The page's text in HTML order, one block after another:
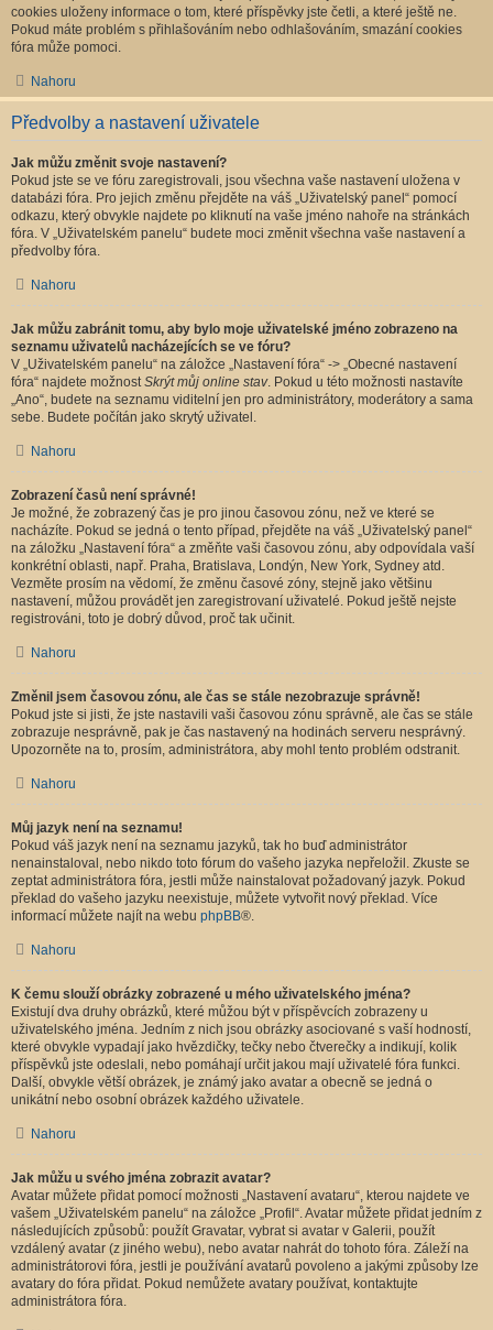
cookies uloženy informace o tom, které příspěvky jste četli, a které ještě ne.
Pokud máte problém s přihlašováním nebo odhlašováním, smazání cookies
fóra může pomoci.
Nahoru
Předvolby a nastavení uživatele
Jak můžu změnit svoje nastavení?
Pokud jste se ve fóru zaregistrovali, jsou všechna vaše nastavení uložena v
databázi fóra. Pro jejich změnu přejděte na váš „Uživatelský panel“ pomocí
odkazu, který obvykle najdete po kliknutí na vaše jméno nahoře na stránkách
fóra. V „Uživatelském panelu“ budete moci změnit všechna vaše nastavení a
předvolby fóra.
Nahoru
Jak můžu zabránit tomu, aby bylo moje uživatelské jméno zobrazeno na
seznamu uživatelů nacházejících se ve fóru?
V „Uživatelském panelu“ na záložce „Nastavení fóra“ -> „Obecné nastavení
fóra“ najdete možnostSkrýt můj online stav. Pokud u této možnosti nastavíte
„Ano“, budete na seznamu viditelní jen pro administrátory, moderátory a sama
sebe. Budete počítán jako skrytý uživatel.
Nahoru
Zobrazení časů není správné!
Je možné, že zobrazený čas je pro jinou časovou zónu, než ve které se
nacházíte. Pokud se jedná o tento případ, přejděte na váš „Uživatelský panel“
na záložku „Nastavení fóra“ a změňte vaši časovou zónu, aby odpovídala vaší
konkrétní oblasti, např. Praha, Bratislava, Londýn, New York, Sydney atd.
Vezměte prosím na vědomí, že změnu časové zóny, stejně jako většinu
nastavení, můžou provádět jen zaregistrovaní uživatelé. Pokud ještě nejste
registrováni, toto je dobrý důvod, proč tak učinit.
Nahoru
Změnil jsem časovou zónu, ale čas se stále nezobrazuje správně!
Pokud jste si jisti, že jste nastavili vaši časovou zónu správně, ale čas se stále
zobrazuje nesprávně, pak je čas nastavený na hodinách serveru nesprávný.
Upozorněte na to, prosím, administrátora, aby mohl tento problém odstranit.
Nahoru
Můj jazyk není na seznamu!
Pokud váš jazyk není na seznamu jazyků, tak ho buď administrátor
nenainstaloval, nebo nikdo toto fórum do vašeho jazyka nepřeložil. Zkuste se
zeptat administrátora fóra, jestli může nainstalovat požadovaný jazyk. Pokud
překlad do vašeho jazyku neexistuje, můžete vytvořit nový překlad. Více
informací můžete najít na webu phpBB®.
Nahoru
K čemu slouží obrázky zobrazené u mého uživatelského jména?
Existují dva druhy obrázků, které můžou být v příspěvcích zobrazeny u
uživatelského jména. Jedním z nich jsou obrázky asociované s vaší hodností,
které obvykle vypadají jako hvězdičky, tečky nebo čtverečky a indikují, kolik
příspěvků jste odeslali, nebo pomáhají určit jakou mají uživatelé fóra funkci.
Další, obvykle větší obrázek, je známý jako avatar a obecně se jedná o
unikátní nebo osobní obrázek každého uživatele.
Nahoru
Jak můžu u svého jména zobrazit avatar?
Avatar můžete přidat pomocí možnosti „Nastavení avataru“, kterou najdete ve
vašem „Uživatelském panelu“ na záložce „Profil“. Avatar můžete přidat jedním z
následujících způsobů: použít Gravatar, vybrat si avatar v Galerii, použít
vzdálený avatar (z jiného webu), nebo avatar nahrát do tohoto fóra. Záleží na
administrátorovi fóra, jestli je používání avatarů povoleno a jakými způsoby lze
avatary do fóra přidat. Pokud nemůžete avatary používat, kontaktujte
administrátora fóra.